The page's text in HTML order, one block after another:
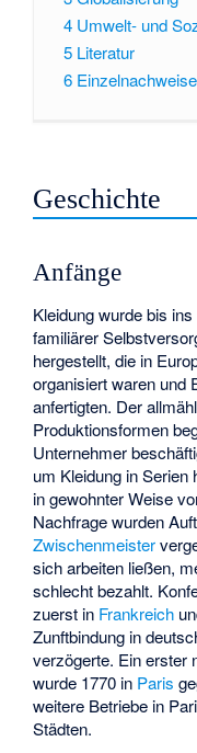
4 Umwelt- und
5 Literatur
6 Einzelnachweise
Geschichte
Anfänge
Kleidung wurde bis
familiärer
hergestellt, die in
organisiert waren und
anfertigten. Der
Produktionsformen
Unternehmer
um Kleidung in
in gewohnter Weise
Nachfrage wurden
Zwischenmeister
sich arbeiten ließen,
schlecht bezahlt.
zuerst in Frankreich
Zunftbindung in
verzögerte. Ein erster
wurde 1770 in Paris
weitere Betriebe in
Städten.